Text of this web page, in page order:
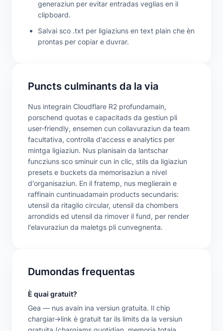
generaziun per evitar entradas veglias en il
clipboard.
Salvai sco .txt per ligiaziuns en text plain che èn
prontas per copiar e duvrar.
Puncts culminants da la via
Nus integrain Cloudflare R2 profundamain,
porschend quotas e capacitads da gestiun pli
user-friendly, ensemen cun collavuraziun da team
facultativa, controlla d'access e analytics per
mintga ligiaziun. Nus planisain da lantschar
funcziuns sco sminuir cun in clic, stils da ligiaziun
presets e buckets da memorisaziun a nivel
d'organisaziun. En il fratemp, nus meglierain e
raffinain cuntinuadamain products secundaris:
utensil da ritaglio circular, utensil da chombers
arrondids ed utensil da rimover il fund, per render
l'elavuraziun da maletgs pli cunvegnenta.
Dumondas frequentas
È quai gratuit?
Gea — nus avain ina versiun gratuita. Il chip
chargiar→link è gratuit tar ils limits da la versiun